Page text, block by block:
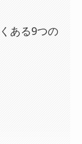
ある9つの